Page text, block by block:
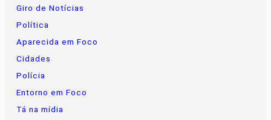
Giro de Notícias
Política
Aparecida em Foco
Cidades
Polícia
Entorno em Foco
Tá na mídia